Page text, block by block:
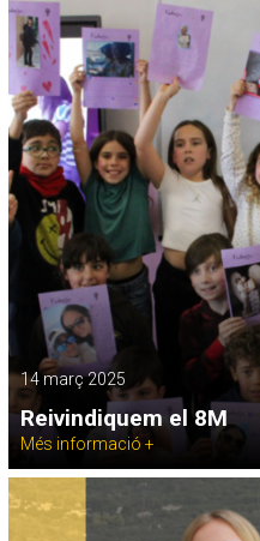
14 març 2025
Reivindiquem el 8M
Més informació +